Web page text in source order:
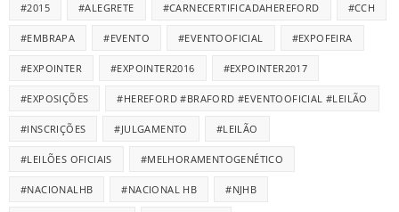
#2015 #ALEGRETE #CARNECERTIFICADAHEREFORD #CCH
#EMBRAPA #EVENTO #EVENTOOFICIAL #EXPOFEIRA
#EXPOINTER #EXPOINTER2016 #EXPOINTER2017
#EXPOSIÇÕES #HEREFORD #BRAFORD #EVENTOOFICIAL #LEILÃO
#INSCRIÇÕES #JULGAMENTO #LEILÃO
#LEILÕES OFICIAIS #MELHORAMENTOGENÉTICO
#NACIONALHB #NACIONAL HB #NJHB